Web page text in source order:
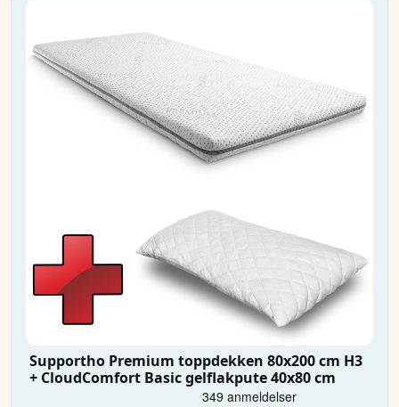
Supportho Premium toppdekken 80x200 cm H3
+ CloudComfort Basic gelflakpute 40x80 cm